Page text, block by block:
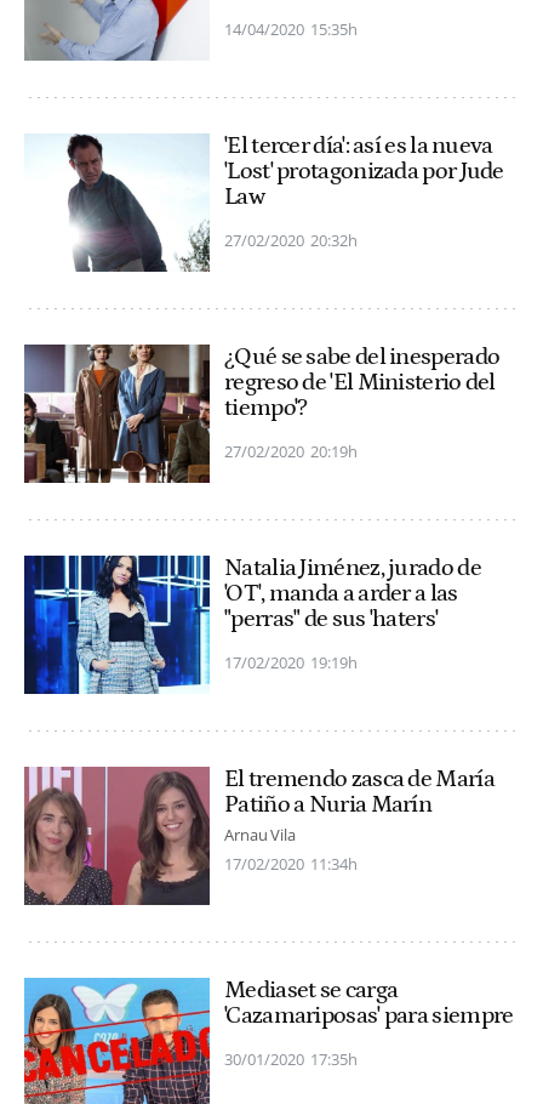
14/04/2020 15:35h
'El tercer día': así es la nueva
'Lost' protagonizada por Jude
Law
27/02/2020 20:32h
¿Qué se sabe del inesperado
regreso de 'El Ministerio del
tiempo'?
27/02/2020 20:19h
Natalia Jiménez, jurado de
'OT', manda a arder a las
"perras" de sus 'haters'
17/02/2020 19:19h
El tremendo zasca de María
Patiño a Nuria Marín
Arnau Vila
17/02/2020 11:34h
Mediaset se carga
'Cazamariposas' para siempre
30/01/2020 17:35h